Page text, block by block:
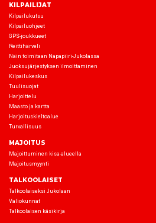
KILPAILIJAT
Kilpailukutsu
Kilpailuohjeet
GPS-joukkueet
Reittihärveli
Näin toimitaan Napapiiri-Jukolassa
Juoksujärjestyksen ilmoittaminen
Kilpailukeskus
Tuulisuojat
Harjoittelu
Maasto ja kartta
Harjoituskieltoalue
Turvallisuus
MAJOITUS
Majoittuminen kisa-alueella
Majoitusmyynti
TALKOOLAISET
Talkoolaiseksi Jukolaan
Valiokunnat
Talkoolaisen käsikirja